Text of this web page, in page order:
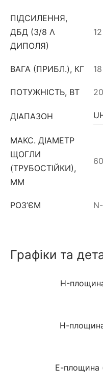
ПІДСИЛЕННЯ,
ДБД (3/8 Λ
ДИПОЛЯ)
12
ВАГА (ПРИБЛ.), КГ 18
ПОТУЖНІСТЬ, ВТ
ДІАПАЗОН
МАКС. ДІАМЕТР
ЩОГЛИ
(ТРУБОСТІЙКИ),
ММ
60
РОЗ’ЄМ
Графіки та
H-
Н-
Е-площина